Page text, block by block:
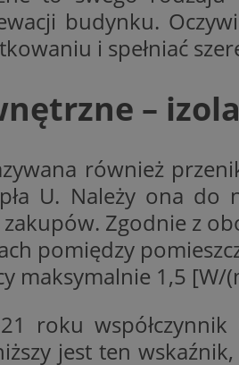
budynku.
i spełniać
–
również
U. Należy ona
zakupów. Zgodnie z
pomiędzy
maksymalnie 1,5 [W/
roku
jest ten
SessID
QeSessID
OAID
Nazwa